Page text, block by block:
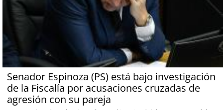
Senador Espinoza (PS) está bajo investigación
de la Fiscalía por acusaciones cruzadas de
agresión con su pareja